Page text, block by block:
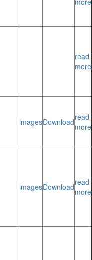
read
more
imagesDownloadread
more
imagesDownloadread
more